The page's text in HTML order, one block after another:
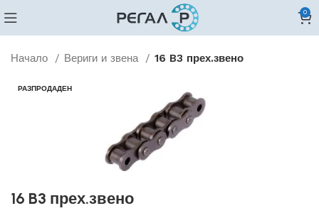
0
Начало Вериги и звена 16 B3 прех.звено
РАЗПРОДАДЕН
16 B3 прех.звено